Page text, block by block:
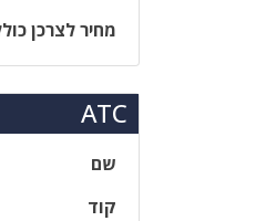
מחיר לצרכן
ATC
שם
קוד